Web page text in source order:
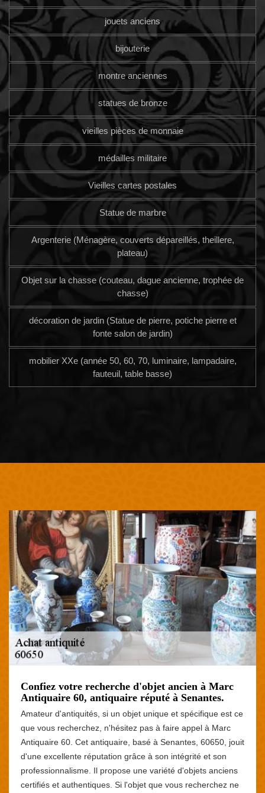
jouets anciens
bijouterie
montre anciennes
statues de bronze
vieilles pièces de monnaie
médailles militaire
Vieilles cartes postales
Statue de marbre
Argenterie (Ménagère, couverts dépareillés, theillere,
plateau)
Objet sur la chasse (couteau, dague ancienne, trophée de
chasse)
décoration de jardin (Statue de pierre, potiche pierre et
fonte salon de jardin)
mobilier XXe (année 50, 60, 70, luminaire, lampadaire,
fauteuil, table basse)
Confiez votre recherche d'objet ancien à Marc
Antiquaire 60, antiquaire réputé à Senantes.
Amateur d'antiquités, si un objet unique et spécifique est ce
que vous recherchez, n'hésitez pas à faire appel à Marc
Antiquaire 60. Cet antiquaire, basé à Senantes, 60650, jouit
d'une excellente réputation grâce à son intégrité et son
professionnalisme. Il propose une variété d'objets anciens
certifiés et authentiques. Si l'objet que vous recherchez ne